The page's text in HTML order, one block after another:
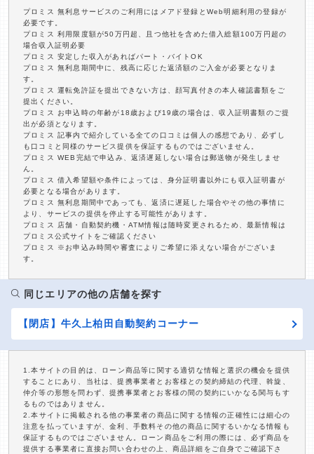
プロミス 無利息サービスのご利用にはメアド登録とWeb明細利用の登録が
必要です。
プロミス 利用限度額が50万円超、且つ他社を含めた借入総額100万円超の
場合収入証明必要
プロミス 安定した収入があればパート・バイトOK
プロミス 無利息期間中に、残高に応じた返済額のご入金が必要となりま
す。
プロミス 運転免許証を提出できない方は、顔写真付きの本人確認書類をご
提出ください。
プロミス お申込時の年齢が18歳および19歳の場合は、収入証明書類のご提
出が必須となります。
プロミス 記事内で紹介している全ての口コミは個人の感想であり、必ずし
も口コミと同様のサービス提供を保証するものではございません。
プロミス WEB完結で申込み、返済遅延しない場合は郵送物が発生しませ
ん。
プロミス 借入希望額や条件によっては、身分証明書以外にも収入証明書が
必要となる場合があります。
プロミス 無利息期間中であっても、返済に遅延した場合やその他の事情に
より、サービスの提供を停止する可能性があります。
プロミス 店舗・自動契約機・ATM情報は随時変更されるため、最新情報は
プロミス公式サイトをご確認ください
プロミス ※お申込み時間や審査によりご希望に添えない場合がございま
す。
同じエリアの他の店舗を探す
【閉店】牛久上柏田自動契約コーナー
1.本サイトの目的は、ローン商品等に関する適切な情報と選択の機会を提供
することにあり、当社は、提携事業者とお客様との契約締結の代理、斡旋、
仲介等の形態を問わず、提携事業者とお客様の間の契約にいかなる関与もす
るものではありません。
2.本サイトに掲載される他の事業者の商品に関する情報の正確性には細心の
注意を払っていますが、金利、手数料その他の商品に関するいかなる情報も
保証するものではございません。ローン商品をご利用の際には、必ず商品を
提供する事業者に直接お問い合わせの上、商品詳細をご自身でご確認下さ